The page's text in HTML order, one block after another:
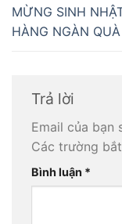
MỪNG SINH
HÀNG NGÀN
Trả lời
Email của bạn
Các trường
Bình luận *